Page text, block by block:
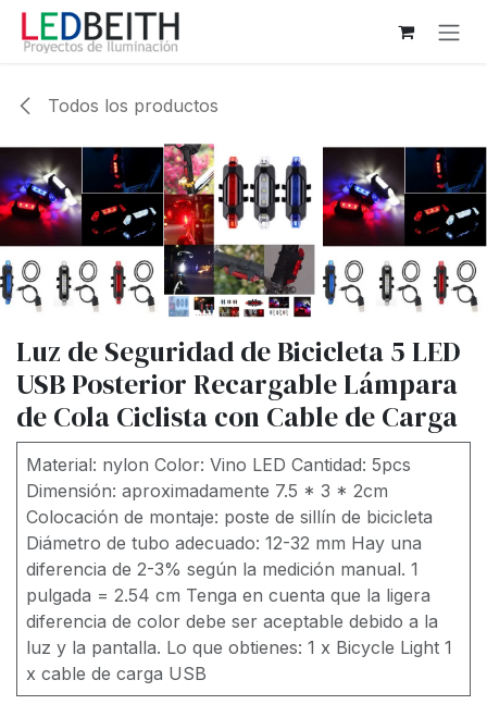
Ir al contenido
Todos los productos
Luz de Seguridad de Bicicleta 5 LED
USB Posterior Recargable Lámpara
de Cola Ciclista con Cable de Carga
Material: nylon Color: Vino LED Cantidad: 5pcs
Dimensión: aproximadamente 7.5 * 3 * 2cm
Colocación de montaje: poste de sillín de bicicleta
Diámetro de tubo adecuado: 12-32 mm Hay una
diferencia de 2-3% según la medición manual. 1
pulgada = 2.54 cm Tenga en cuenta que la ligera
diferencia de color debe ser aceptable debido a la
luz y la pantalla. Lo que obtienes: 1 x Bicycle Light 1
x cable de carga USB